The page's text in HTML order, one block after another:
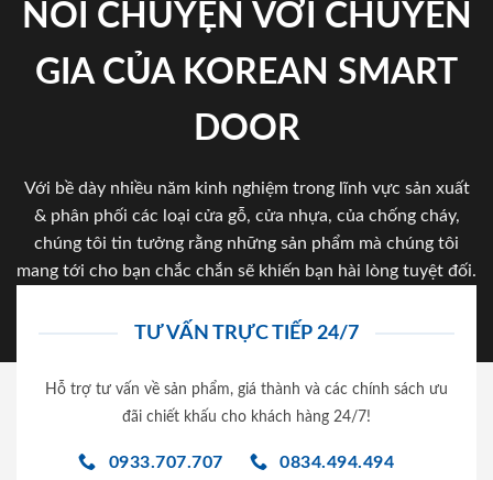
NÓI CHUYỆN VỚI CHUYÊN
GIA CỦA KOREAN SMART
DOOR
Với bề dày nhiều năm kinh nghiệm trong lĩnh vực sản xuất
& phân phối các loại cửa gỗ, cửa nhựa, của chống cháy,
chúng tôi tin tưởng rằng những sản phẩm mà chúng tôi
mang tới cho bạn chắc chắn sẽ khiến bạn hài lòng tuyệt đối.
TƯ VẤN TRỰC TIẾP 24/7
Hỗ trợ tư vấn về sản phẩm, giá thành và các chính sách ưu
đãi chiết khấu cho khách hàng 24/7!
0933.707.707 0834.494.494